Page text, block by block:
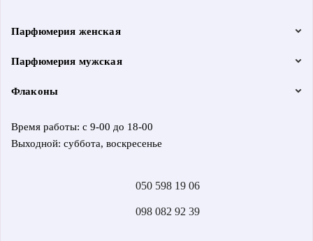
Парфюмерия женская
Парфюмерия мужская
Флаконы
Время работы: с 9-00 до 18-00
Выходной: суббота, воскресенье
050 598 19 06
098 082 92 39